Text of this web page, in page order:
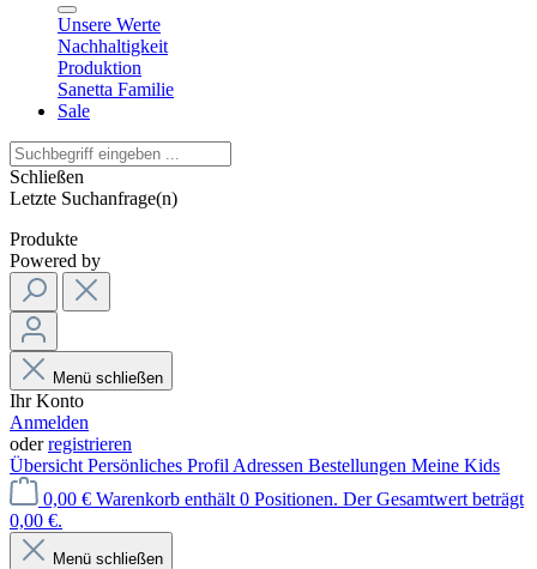
Unsere Werte
Nachhaltigkeit
Produktion
Sanetta Familie
Sale
Schließen
Letzte Suchanfrage(n)
Produkte
Powered by
Menü schließen
Ihr Konto
Anmelden
oderregistrieren
Übersicht Persönliches Profil Adressen Bestellungen Meine Kids
0,00 € Warenkorb enthält 0 Positionen. Der Gesamtwert beträgt
0,00 €.
Menü schließen